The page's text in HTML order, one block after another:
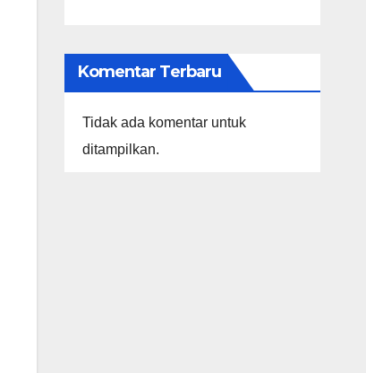
Komentar Terbaru
Tidak ada komentar untuk
ditampilkan.